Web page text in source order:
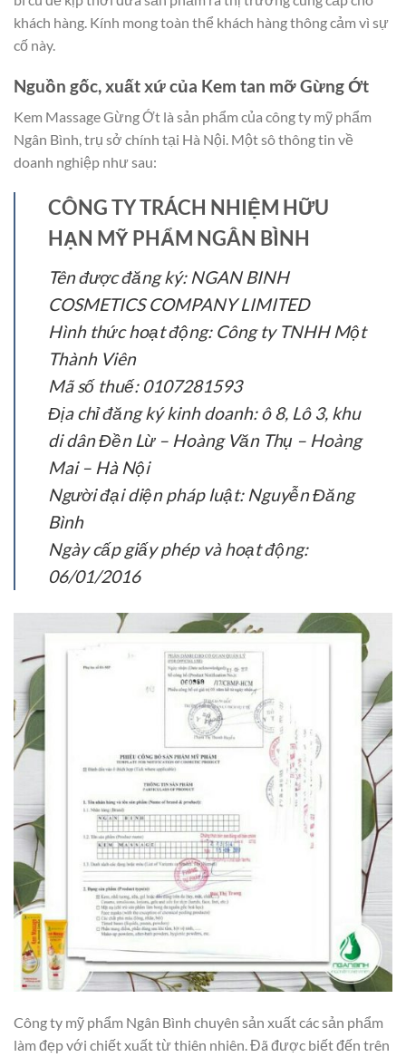
khách hàng. Kính mong toàn thể khách hàng thông cảm vì sự
cố này.
Nguồn gốc, xuất xứ của Kem tan mỡ Gừng Ớt
Kem Massage Gừng Ớt là sản phẩm của công ty mỹ phẩm
Ngân Bình, trụ sở chính tại Hà Nội. Một sô thông tin về
doanh nghiệp như sau:
CÔNG TY TRÁCH NHIỆM HỮU
HẠN MỸ PHẨM NGÂN BÌNH
Tên được đăng ký: NGAN BINH
COSMETICS COMPANY LIMITED
Hình thức hoạt động: Công ty TNHH Một
Thành Viên
Mã số thuế: 0107281593
Địa chỉ đăng ký kinh doanh: ô 8, Lô 3, khu
di dân Đền Lừ – Hoàng Văn Thụ – Hoàng
Mai – Hà Nội
Người đại diện pháp luật: Nguyễn Đăng
Bình
Ngày cấp giấy phép và hoạt động:
06/01/2016
Công ty mỹ phẩm Ngân Bình chuyên sản xuất các sản phẩm
làm đẹp với chiết xuất từ thiên nhiên. Đã được biết đến trên